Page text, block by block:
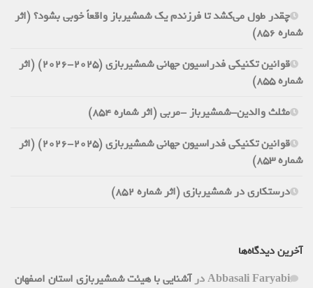
چقدر طول می‌کشد تا فرزندم یک شمشیرباز واقعاً خوبی بشود؟ (اثر
شماره 856)
قوانین تکنیکی فدراسیون جهانی شمشیربازی (2025-2026) (اثر
شماره 855)
مثلث والدین-شمشیرباز -مربی (اثر شماره 854)
قوانین تکنیکی فدراسیون جهانی شمشیربازی (2025-2026) (اثر
شماره 853)
درستکاری در شمشیربازی (اثر شماره 852)
آخرین دیدگاه‌ها
Abbasali Faryabiدرآشنایی با هیئت شمشیربازی استان اصفهان